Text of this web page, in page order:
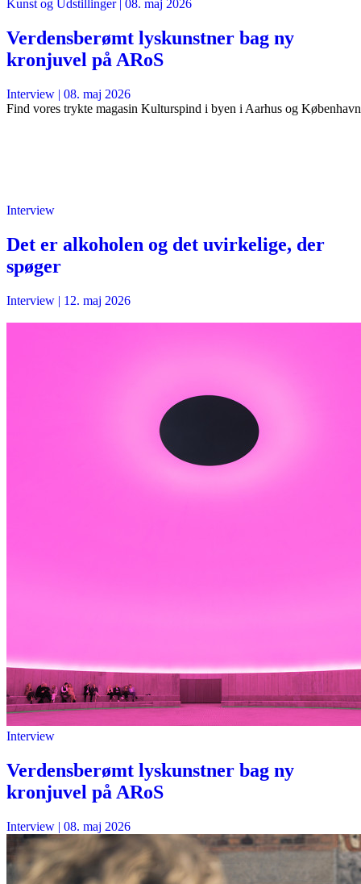
Kunst og Udstillinger| 08. maj 2026
Verdensberømt lyskunstner bag ny
kronjuvel på ARoS
Interview | 08. maj 2026
Find vores trykte magasin Kulturspind i byen i Aarhus og København
Interview
Det er alkoholen og det uvirkelige, der
spøger
Interview | 12. maj 2026
Interview
Verdensberømt lyskunstner bag ny
kronjuvel på ARoS
Interview | 08. maj 2026